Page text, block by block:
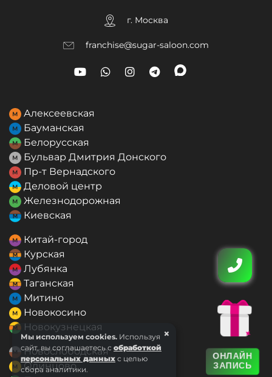
ОНЛАЙН
ЗАПИСЬ
г. Москва
franchise@sugar-saloon.com
Алексеевская
Бауманская
Белорусская
Бульвар Дмитрия Донского
Пр-т Вернадского
Деловой центр
Железнодорожная
Киевская
Китай-город
Курская
Лубянка
Таганская
Митино
Новокосино
Новокузнецкая
Новослободская
Одинцово
×
Мы используем cookies. Используя
сайт, вы соглашаетесь с обработкой
персональных данных с целью
сбора аналитики.